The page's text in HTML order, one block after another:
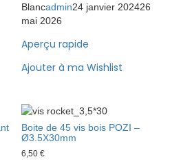
Blancadmin24 janvier 202426
mai 2026
Aperçu rapide
Ajouter à ma Wishlist
Boite de 45 vis bois POZI –
Ø3.5X30mm
6,50€